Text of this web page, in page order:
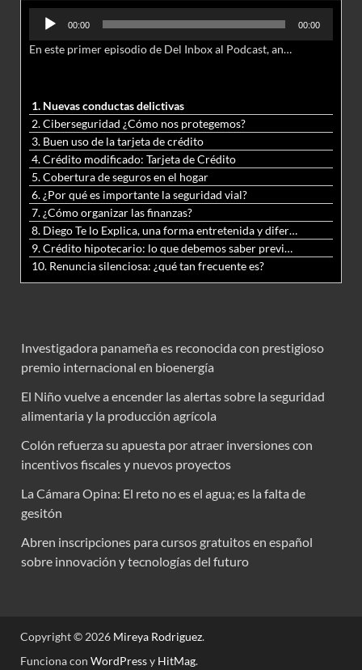
Reproductor
audio
00:00 00:00
En este primer episodio de Del Inbox al Podcast, analizamos junto al abogado Jonathan Brown las nuevas conductas delictivas cibernéticas y la necesidad de hacer modificaciones al Código Penal.
1. Nuevas conductas delictivas
2. Ciberseguridad ¿Cómo nos protegemos?
3. Buen uso de la tarjeta de crédito
4. Crédito modificado: Tarjeta de Crédito
5. Cobertura de seguros en el hogar
6. ¿Por qué es importante la seguridad vial?
7. ¿Cómo organizar las finanzas?
8. Diego Te lo Explica, una forma entretenida y diferente de aprender matemáticas y ciencias
9. Crédito hipotecario: lo que debemos saber previo a adquirir nuestra vivienda
10. Renuncia silenciosa: ¿qué tan frecuente es?
Investigadora panameña es reconocida con prestigioso
premio internacional en bioenergía
El Niño vuelve a encender las alertas sobre la seguridad
alimentaria y la producción agrícola
Colón refuerza su apuesta por atraer inversiones con
incentivos fiscales y nuevos proyectos
La Cámara Opina: El reto no es el agua; es la falta de
gesitón
Abren inscripciones para cursos gratuitos en español
sobre innovación y tecnologías del futuro
Copyright © 2026 Mireya Rodriguez.
Funciona con WordPressy HitMag.